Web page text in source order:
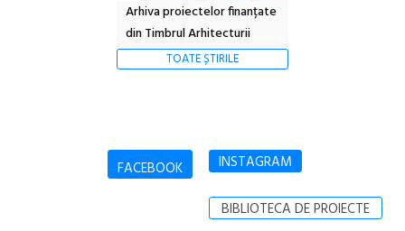
Arhiva proiectelor finanțate
din Timbrul Arhitecturii
TOATE ȘTIRILE
FACEBOOK INSTAGRAM
BIBLIOTECA DE PROIECTE